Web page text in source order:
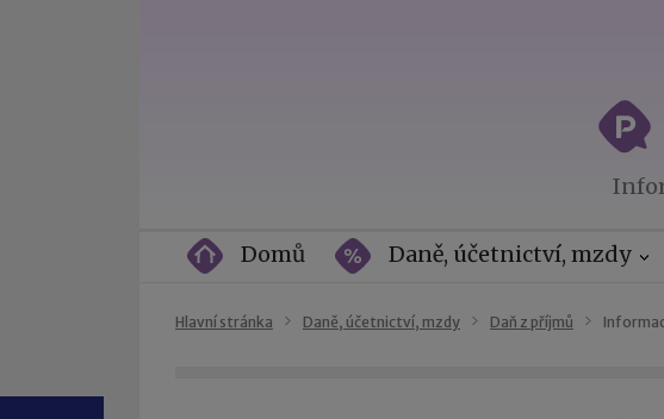
Domů Daně, účetnictví, mzdy
Hlavní stránka Daně, účetnictví, mzdy Daň z příjmů